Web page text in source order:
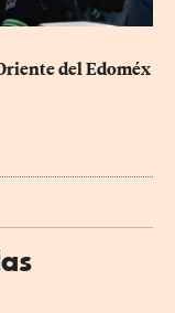
del Edoméx